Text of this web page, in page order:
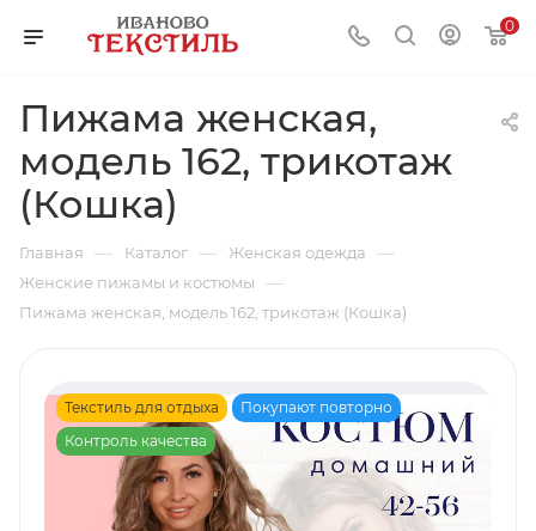
0
Пижама женская,
модель 162, трикотаж
(Кошка)
Главная — Каталог — Женская одежда —
Женские пижамы и костюмы —
Пижама женская, модель 162, трикотаж (Кошка)
Текстиль для отдыха
Покупают повторно
Контроль качества